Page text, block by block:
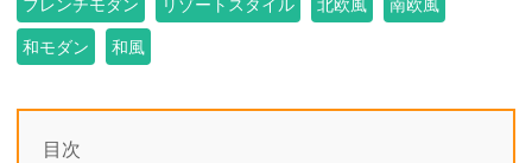
和モダン
和風
目次